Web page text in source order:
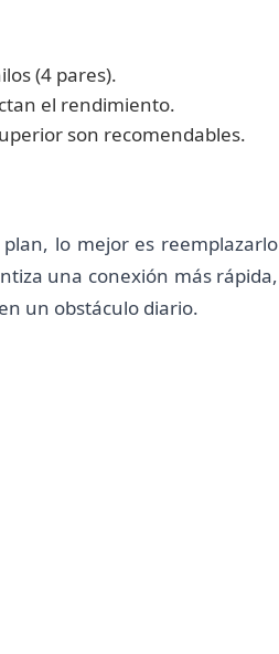
(4 pares).
el rendimiento.
son recomendables.
lo mejor es reemplazarlo
una conexión más rápida,
un obstáculo diario.